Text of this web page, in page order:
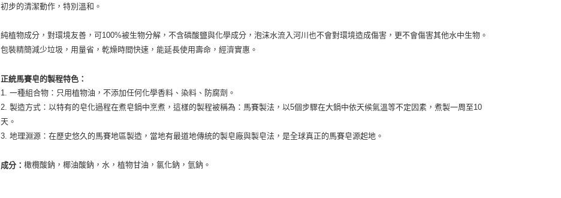
付款後門市自取
免運費
初步的清潔動作，特別溫和。
純植物成分，對環境友善，可100%被生物分解，不含磷酸鹽與化學成分，泡沫水流入河川也不會對環境造成傷害，更不會傷害其他水中生物。
包裝精簡減少垃圾，用量省，乾燥時間快速，能延長使用壽命，經濟實惠。
正統馬賽皂的製程特色：
1. 一種組合物：只用植物油，不添加任何化學香料、染料、防腐劑。
2. 製造方式：以特有的皂化過程在煮皂鍋中烹煮，這樣的製程被稱為：馬賽製法，以5個步驟在大鍋中依天候氣溫等不定因素，煮製一周至10
天。
3. 地理淵源：在歷史悠久的馬賽地區製造，當地有最道地傳統的製皂廠與製皂法，是全球真正的馬賽皂源起地。
成分：橄欖酸鈉，椰油酸鈉，水，植物甘油，氯化鈉，氫鈉。